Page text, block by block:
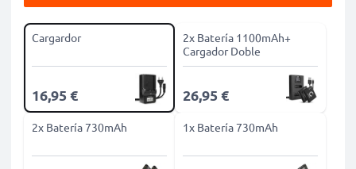
Cargardor
16,95 €
2x Batería 1100mAh+
Cargador Doble
26,95 €
2x Batería 730mAh 1x Batería 730mAh